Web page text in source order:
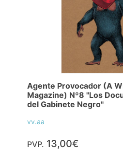
Agente Provocador (A
Magazine) Nº8 "Los
del Gabinete Negro"
vv.aa
PVP. 13,00€